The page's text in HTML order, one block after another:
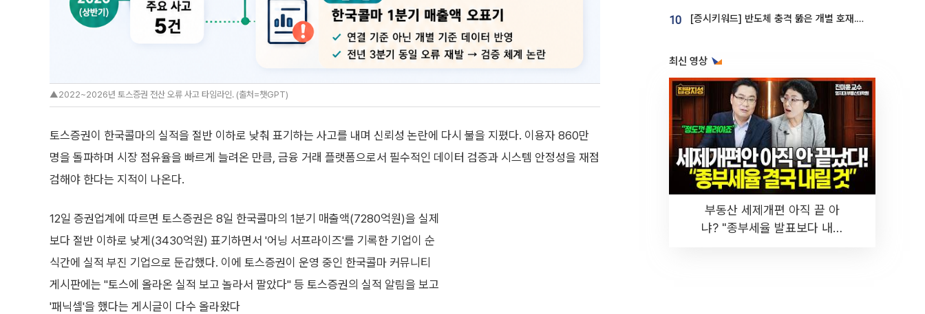
▲2022~2026년 토스증권 전산 오류 사고 타임라인. (출처=챗GPT)
토스증권이 한국콜마의 실적을 절반 이하로 낮춰 표기하는 사고를 내며 신뢰성 논란에 다시 불을 지폈다. 이용자 860만
명을 돌파하며 시장 점유율을 빠르게 늘려온 만큼, 금융 거래 플랫폼으로서 필수적인 데이터 검증과 시스템 안정성을 재점
검해야 한다는 지적이 나온다.
12일 증권업계에 따르면 토스증권은 8일 한국콜마의 1분기 매출액(7280억원)을 실제
보다 절반 이하로 낮게(3430억원) 표기하면서 '어닝 서프라이즈'를 기록한 기업이 순
식간에 실적 부진 기업으로 둔갑했다. 이에 토스증권이 운영 중인 한국콜마 커뮤니티
게시판에는 "토스에 올라온 실적 보고 놀라서 팔았다" 등 토스증권의 실적 알림을 보고
'패닉셀'을 했다는 게시글이 다수 올라왔다
10 [증시키워드] 반도체 충격 뚫은 개별 호재...포스코퓨처엠·에코프로·한화솔루션 '눈길'
최신 영상
부동산 세제개편 아직 끝 아
냐? "종부세율 발표보다 내릴